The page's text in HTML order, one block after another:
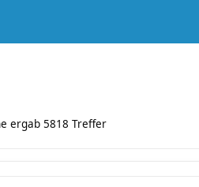
ergab 5818 Treffer